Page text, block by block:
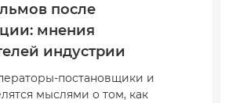
после
мнения
индустрии
постановщики и
мыслями о том, как